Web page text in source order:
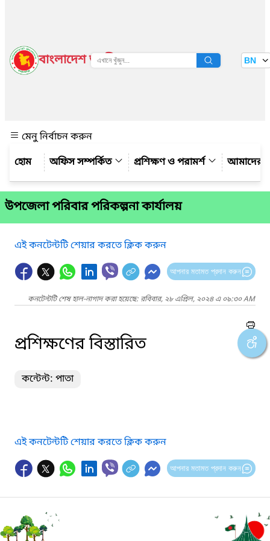
বাংলাদেশ জাতীয় তথ্য বাতায়ন BN
মেনু নির্বাচন করুন
অফিস সম্পর্কিত
প্রশিক্ষণ ও পরামর্শ আমাদের
উপজেলা পরিবার পরিকল্পনা কার্যালয়
এই কনটেন্টটি শেয়ার করতে ক্লিক করুন
আপনার মতামত প্রদান করুন
কনটেন্টটি শেষ হাল-নাগাদ করা হয়েছে: রবিবার, ২৮ এপ্রিল, ২০২৪ এ ০৯:৩০ AM
প্রশিক্ষণের বিস্তারিত
কন্টেন্ট: পাতা
এই কনটেন্টটি শেয়ার করতে ক্লিক করুন
আপনার মতামত প্রদান করুন